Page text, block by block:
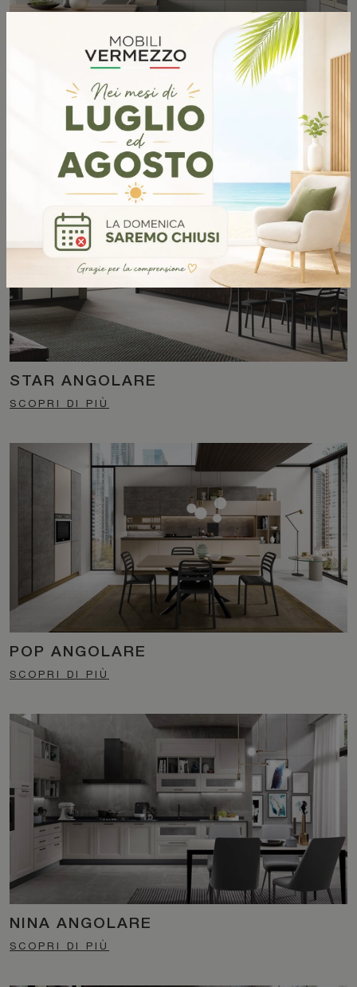
STRATOS GLASS
SCOPRI DI PIÙ
STAR ANGOLARE
SCOPRI DI PIÙ
POP ANGOLARE
SCOPRI DI PIÙ
NINA ANGOLARE
SCOPRI DI PIÙ